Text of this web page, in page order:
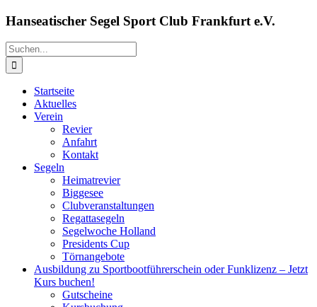
Zum
springen
Hanseatischer Segel Sport Club Frankfurt e.V.
Suche
nach:
Startseite
Aktuelles
Verein
Revier
Anfahrt
Kontakt
Segeln
Heimatrevier
Biggesee
Clubveranstaltungen
Regattasegeln
Segelwoche Holland
Presidents Cup
Törnangebote
Ausbildung zu Sportbootführerschein oder Funklizenz – Jetzt
Kurs buchen!
Gutscheine